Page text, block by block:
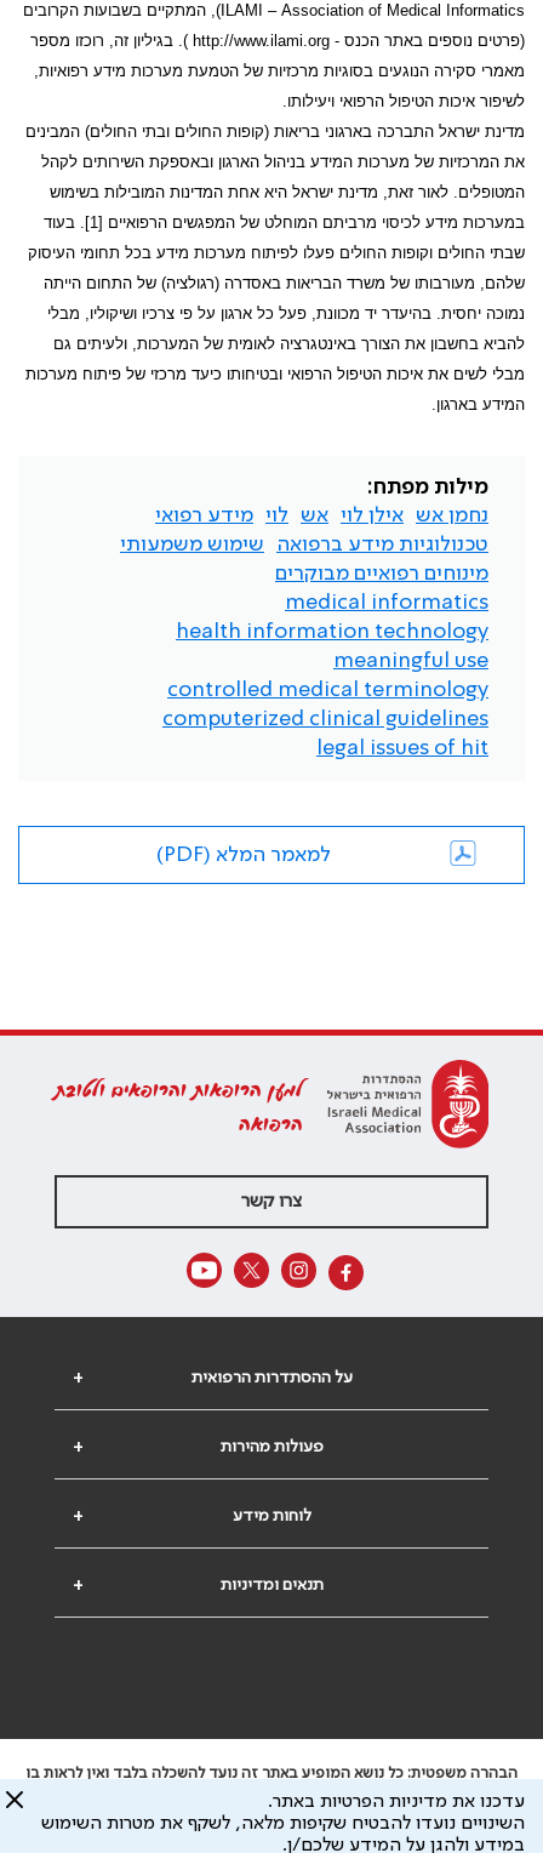
Association of Medical Informatics
–
ILAMI ), המתקיים בשבועות הקרובים
(פרטים נוספים באתר הכנס - http://www.ilami.org ). בגיליון זה, רוכזו מספר
מאמרי סקירה הנוגעים בסוגיות מרכזיות של הטמעת מערכות מידע רפואיות,
לשיפור איכות הטיפול הרפואי ויעילותו.
מדינת ישראל התברכה בארגוני בריאות (קופות החולים ובתי החולים) המבינים
את המרכזיות של מערכות המידע בניהול הארגון ובאספקת השירותים לקהל
המטופלים. לאור זאת, מדינת ישראל היא אחת המדינות המובילות בשימוש
במערכות מידע לכיסוי מרביתם המוחלט של המפגשים הרפואיים [1]. בעוד
שבתי החולים וקופות החולים פעלו לפיתוח מערכות מידע בכל תחומי העיסוק
שלהם, מעורבותו של משרד הבריאות באסדרה (רגולציה) של התחום הייתה
נמוכה יחסית. בהיעדר יד מכוונת, פעל כל ארגון על פי צרכיו ושיקוליו, מבלי
להביא בחשבון את הצורך באינטגרציה לאומית של המערכות, ולעיתים גם
מבלי לשים את איכות הטיפול הרפואי ובטיחותו כיעד מרכזי של פיתוח מערכות
המידע בארגון.
מילות מפתח:
נחמן אש
אילן לוי אש לוי מידע רפואי
טכנולוגיות מידע ברפואה
שימוש משמעותי
מינוחים רפואיים מבוקרים
medical informatics
health information technology
meaningful use
controlled medical terminology
computerized clinical guidelines
legal issues of hit
למאמר המלא (PDF)
למען הרופאות והרופאים ולטובת
הרפואה
צרו קשר
+ על ההסתדרות הרפואית
+ פעולות מהירות
+ לוחות מידע
+ תנאים ומדיניות
הבהרה משפטית: כל נושא המופיע באתר זה נועד להשכלה בלבד ואין לראות בו
ייעוץ רפואי או משפטי. אין הר"י אחראית לתוכן המתפרסם באתר זה ולכל נזק
שעלול להיגרם.
ידוע לי שהר"י אוספת ושומרת מידע אישי לצורך מתן השרות וכי חלק ממנו עשוי
עדכנו את מדיניות הפרטיות באתר.
השינויים נועדו להבטיח שקיפות מלאה, לשקף את מטרות השימוש
במידע ולהגן על המידע שלכם/ן.